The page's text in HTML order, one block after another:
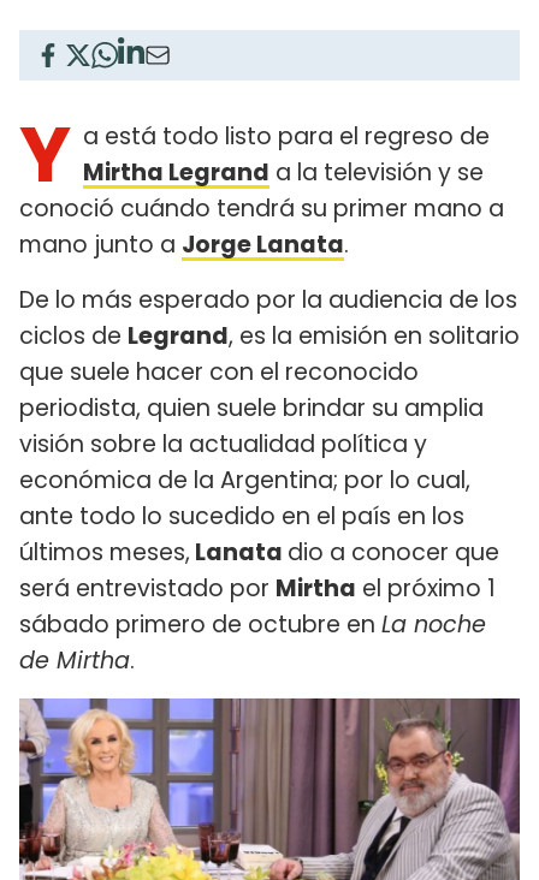
Y a está todo listo para el regreso de
Mirtha Legrand a la televisión y se
conoció cuándo tendrá su primer mano a
mano junto a Jorge Lanata.
De lo más esperado por la audiencia de los
ciclos de Legrand, es la emisión en solitario
que suele hacer con el reconocido
periodista, quien suele brindar su amplia
visión sobre la actualidad política y
económica de la Argentina; por lo cual,
ante todo lo sucedido en el país en los
últimos meses, Lanata dio a conocer que
será entrevistado por Mirtha el próximo 1
sábado primero de octubre en La noche
de Mirtha.